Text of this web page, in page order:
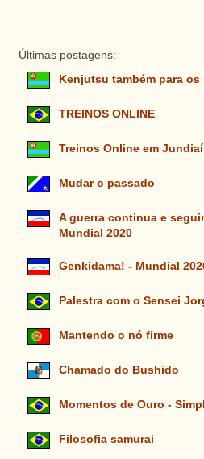
Últimas postagens:
Kenjutsu também para os
TREINOS ONLINE
Treinos Online em
Mudar o passado
A guerra continua e
Mundial 2020
Genkidama! - Mundial
Palestra com o Sensei
Mantendo o nó firme
Chamado do Bushido
Momentos de Ouro -
Filosofia samurai